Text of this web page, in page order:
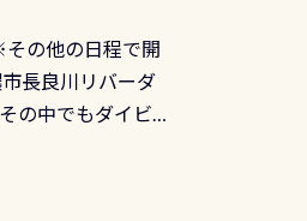
べます ●給気バ
ルブ」のオーバ
ツに空気が入り
ください！！ ●
の他の日程で開
長良川リバーダ
の中でもダイビ